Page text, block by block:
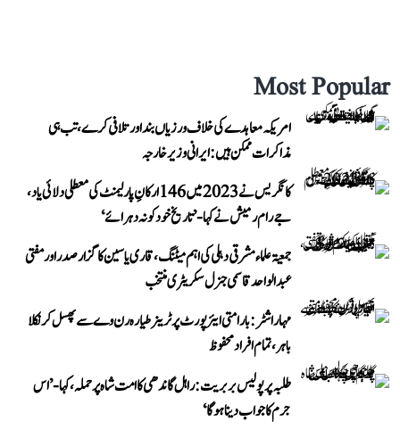
Most Popular
امریکہ معاہدے کی خلاف ورزیاں بند اور تلافی کرے، تب ہی
مذاکرات ممکن ہیں: ایرانی وزیر خارجہ
کانگریس نے 2023 میں 146 ارکانِ پارلیمنٹ کی معطلی دلائی یاد،
جے رام رمیش نے کہا- ’تاریخ خود کو نہ دہرائے‘
جمعیۃ علماء مشرقی دہلی کی اہم میٹنگ، قاری یاسین کا گزار صدر اور مفتی
عبد الواحد قاسمی جنرل سکریٹری منتخب
مہاراشٹر: بارامتی ایئرپورٹ پر ٹرینر طیارہ رن وے سے پھسل کر نکلا
باہر، تمام افراد محفوظ
طلبہ پر پولیس بربریت: راہل گاندھی کا امت شاہ پر حملہ، کہا- ’اس
جرم کا جواب دینا ہوگا‘